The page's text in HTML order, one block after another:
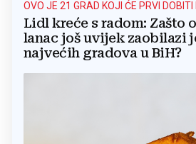
OVO JE 21 GRAD KOJI ĆE PRVI DOBITI
Lidl kreće s radom: Zašto
lanac još uvijek zaobilazi
najvećih gradova u BiH?